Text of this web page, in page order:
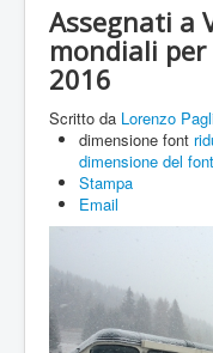
Artisti
Buone Nuove
Sport
Contatti
Cookie Policy
Assegnati a
mondiali
2016
Scritto da Lorenzo
dimensione font
dimensione del font
Stampa
Email